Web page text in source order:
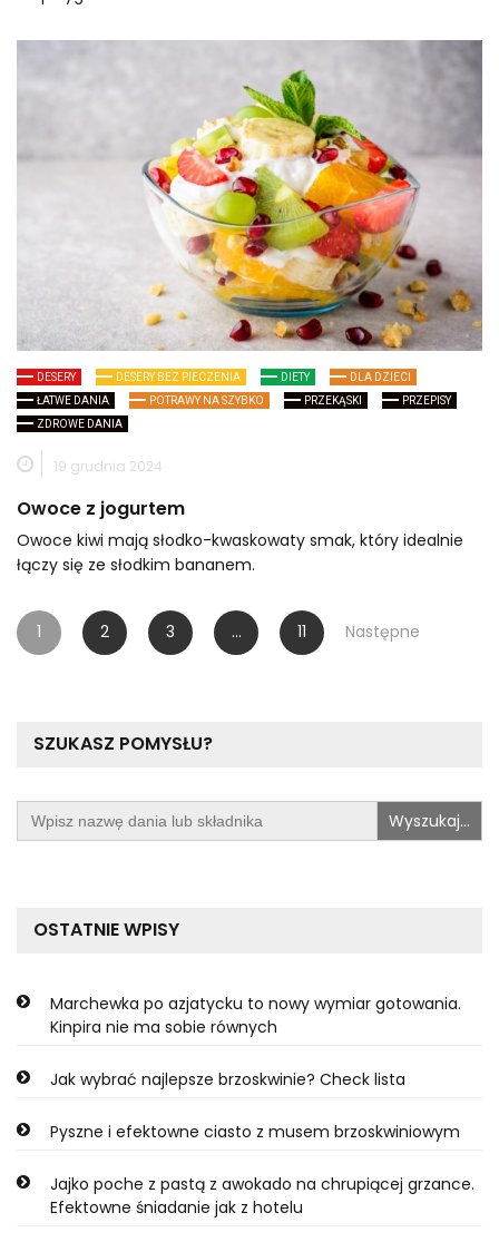
DESERY DESERY BEZ PIECZENIA DIETY
DLA DZIECI
ŁATWE DANIA
POTRAWY NA SZYBKO PRZEKĄSKI
PRZEPISY
ZDROWE DANIA
19 grudnia 2024
Owoce z jogurtem
Owoce kiwi mają słodko-kwaskowaty smak, który idealnie
łączy się ze słodkim bananem.
Stronicowanie
wpisów
1 2 3 … 11 Następne
SZUKASZ POMYSŁU?
Search
for:
OSTATNIE WPISY
Marchewka po azjatycku to nowy wymiar gotowania.
Kinpira nie ma sobie równych
Jak wybrać najlepsze brzoskwinie? Check lista
Pyszne i efektowne ciasto z musem brzoskwiniowym
Jajko poche z pastą z awokado na chrupiącej grzance.
Efektowne śniadanie jak z hotelu